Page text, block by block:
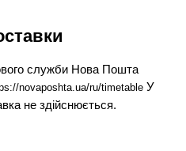
служби Нова Пошта
novaposhta.ua/ru/timetable У
не здійснюється.